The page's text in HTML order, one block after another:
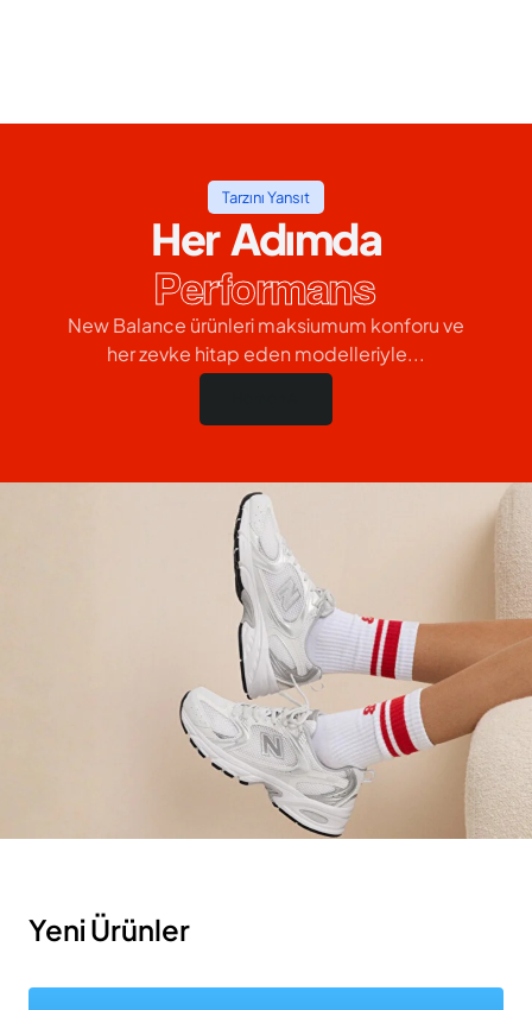
Tarzını Yansıt
Her Adımda
Performans
New Balance ürünleri maksiumum konforu ve
her zevke hitap eden modelleriyle...
Yeni Ürünler